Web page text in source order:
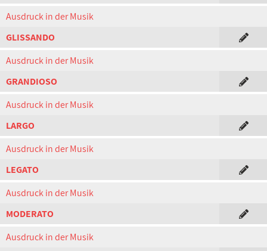
Ausdruck in der Musik
GLISSANDO
Ausdruck in der Musik
GRANDIOSO
Ausdruck in der Musik
LARGO
Ausdruck in der Musik
LEGATO
Ausdruck in der Musik
MODERATO
Ausdruck in der Musik